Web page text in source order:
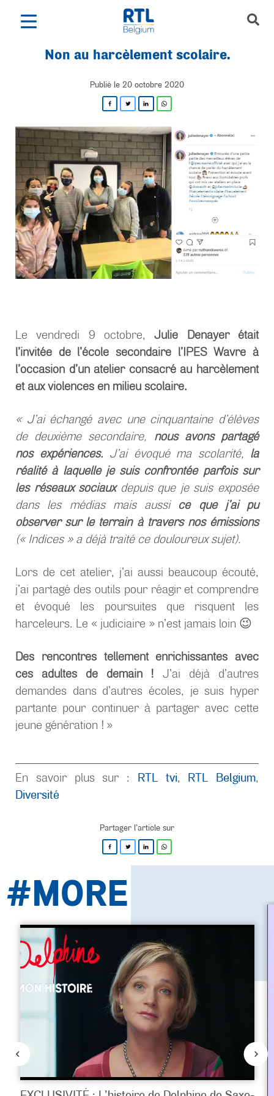
Non au harcèlement scolaire.
Publié le 20 octobre 2020
Le vendredi 9 octobre,Julie Denayer était
l’invitée de l’école secondaire l’IPES Wavre à
l’occasion d’un atelier consacré au harcèlement
et aux violences en milieu scolaire.
« J’ai échangé avec une cinquantaine d’élèves
de deuxième secondaire, nous avons partagé
nos expériences.J’ai évoqué ma scolarité, la
réalité à laquelle je suis confrontée parfois sur
les réseaux sociauxdepuis que je suis exposée
dans les médias mais aussi ce que j’ai pu
observer sur le terrain à travers nos émissions
(« Indices » a déjà traité ce douloureux sujet).
Lors de cet atelier, j’ai aussi beaucoup écouté,
j’ai partagé des outils pour réagir et comprendre
et évoqué les poursuites que risquent les
harceleurs. Le « judiciaire » n’est jamais loin 😉
Des rencontres tellement enrichissantes avec
ces adultes de demain ! J’ai déjà d’autres
demandes dans d’autres écoles, je suis hyper
partante pour continuer à partager avec cette
jeune génération ! »
En savoir plus sur : RTL tvi, RTL Belgium,
Diversité
Partager l’article sur
#MORE